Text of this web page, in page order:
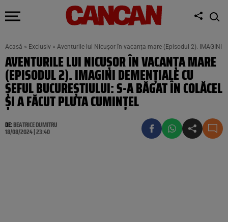
Acasă » Exclusiv » Aventurile lui Nicușor în vacanța mare (Episodul 2). IMAGINI
AVENTURILE LUI NICUȘOR ÎN VACANȚA MARE
(EPISODUL 2). IMAGINI DEMENȚIALE CU
ȘEFUL BUCUREȘTIULUI: S-A BĂGAT ÎN COLĂCEL
ȘI A FĂCUT PLUTA CUMINȚEL
DE:BEATRICE DUMITRU
18/08/2024 | 23:40